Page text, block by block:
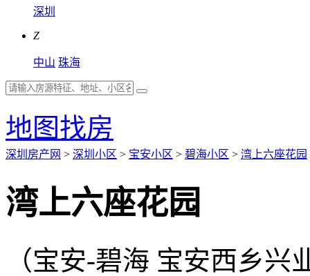
深圳
Z
中山 珠海
地图找房
深圳房产网 > 深圳小区 > 宝安小区 > 碧海小区 > 湾上六座花园
湾上六座花园
（宝安-碧海 宝安西乡